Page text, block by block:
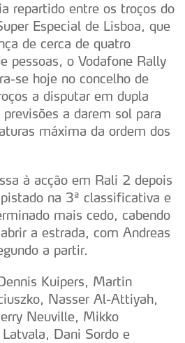
repartido entre os troços do
Especial de Lisboa, que
de cerca de quatro
pessoas, o Vodafone Rally
se hoje no concelho de
a disputar em dupla
a darem sol para
máxima da ordem dos
à acção em Rali 2 depois
na 3ª classificativa e
mais cedo, cabendo
a estrada, com Andreas
a partir.
Kuipers, Martin
Nasser Al-Attiyah,
Neuville, Mikko
Dani Sordo e